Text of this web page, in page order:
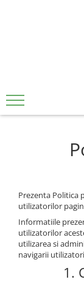
Prezenta Politica
utilizatorilor
Informatiile
utilizatorilor
utilizarea si
navigarii
1.